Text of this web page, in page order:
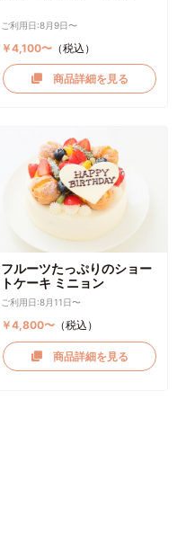
ご利用日:8月9日〜
￥4,100〜 （税込）
商品詳細を見る
フルーツたっぷりのショー
トケーキ ミニョン
ご利用日:8月11日〜
￥4,800〜 （税込）
商品詳細を見る